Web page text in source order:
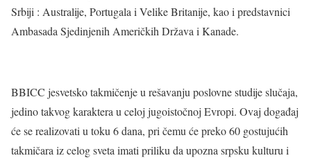
Srbiji : Australije, Portugala i Velike Britanije, kao i predstavnici
Ambasada Sjedinjenih Američkih Država i Kanade.
BBICC jesvetsko takmičenje u rešavanju poslovne studije slučaja,
jedino takvog karaktera u celoj jugoistočnoj Evropi. Ovaj događaj
će se realizovati u toku 6 dana, pri čemu će preko 60 gostujućih
takmičara iz celog sveta imati priliku da upozna srpsku kulturu i